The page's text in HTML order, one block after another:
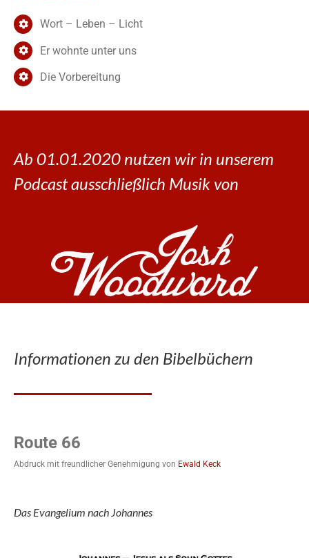
Wort – Leben – Licht
Er wohnte unter uns
Die Vorbereitung
Ab 01.01.2020 nutzen wir in unserem
Podcast ausschließlich Musik von
Informationen zu den Bibelbüchern
Route 66
Abdruck mit freundlicher Genehmigung von Ewald Keck
Das Evangelium nach Johannes